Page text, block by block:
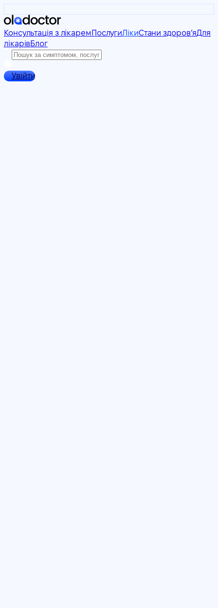
Консультація з лікарем ПослугиЛікиСтани здоровʼяДля
лікарівБлог
Увійти